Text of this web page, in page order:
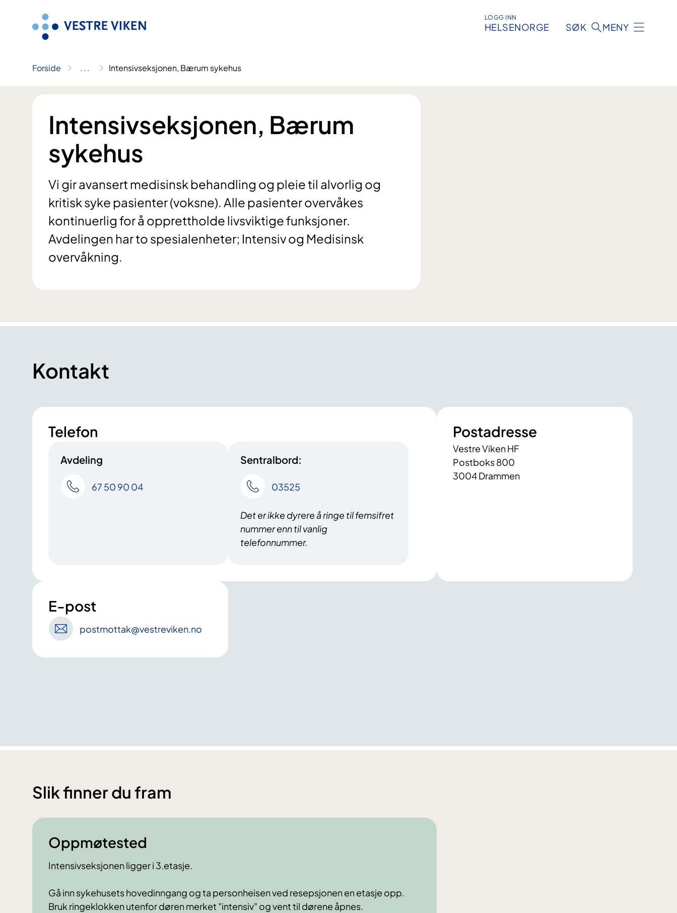
LOGG INN
HELSENORGE SØK MENY
Forside .. . Intensivseksjonen, Bærum sykehus
Intensivseksjonen, Bærum
sykehus
Vi gir avansert medisinsk behandling og pleie til alvorlig og
kritisk syke pasienter (voksne). Alle pasienter overvåkes
kontinuerlig for å opprettholde livsviktige funksjoner.
Avdelingen har to spesialenheter; Intensiv og Medisinsk
overvåkning.
Kontakt
Telefon
Avdeling
67 50 90 04
Sentralbord:
03525
Det er ikke dyrere å ringe til femsifret
nummer enn til vanlig
telefonnummer.
Postadresse
Vestre Viken HF
Postboks 800
3004 Drammen
E-post
postmottak@vestreviken.no
Slik finner du fram
Oppmøtested
Intensivseksjonen ligger i 3.etasje.
Gå inn sykehusets hovedinngang og ta personheisen ved resepsjonen en etasje opp.
Bruk ringeklokken utenfor døren merket "intensiv" og vent til dørene åpnes.